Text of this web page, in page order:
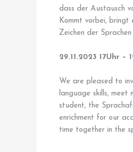
dass der Austausch
Kommt vorbei, bringt
Zeichen der
29.11.2023 17Uhr –
We are pleased to
language skills, meet
student, the
enrichment for our
time together in the